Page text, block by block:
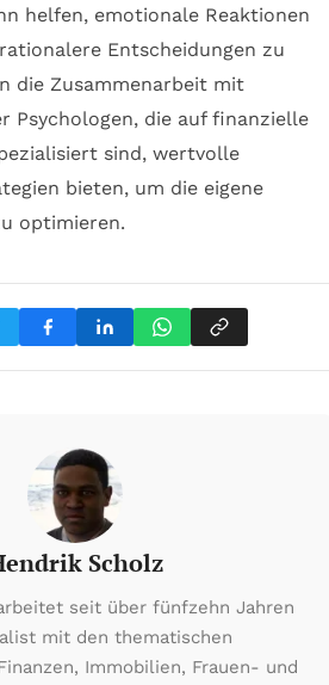
helfen, emotionale Reaktionen
Entscheidungen zu
die Zusammenarbeit mit
Psychologen, die auf finanzielle
sind, wertvolle
bieten, um die eigene
optimieren.
Scholz
seit über fünfzehn Jahren
mit den thematischen
Immobilien, Frauen- und